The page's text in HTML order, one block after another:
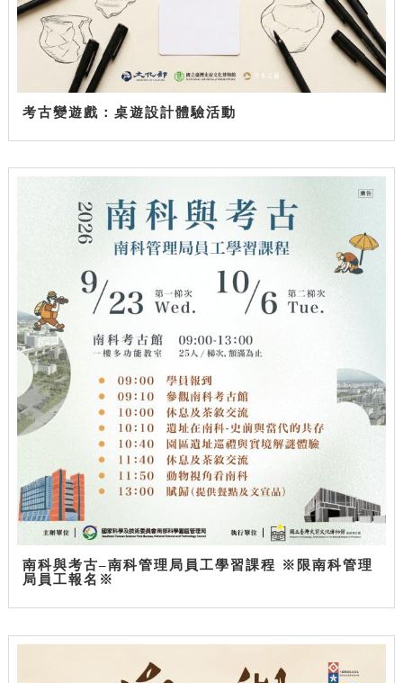
考古變遊戲：桌遊設計體驗活動
南科與考古–南科管理局員工學習課程 ※限南科管理
局員工報名※